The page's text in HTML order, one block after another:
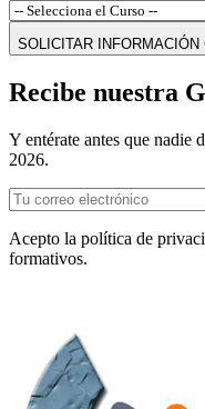
SOLICITAR INFORMACIÓN
Recibe nuestra
Y entérate antes que nadie
2026.
Acepto la política de
formativos.